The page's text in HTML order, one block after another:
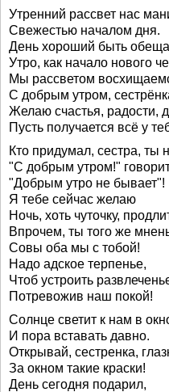
Утренний рассвет нас
Свежестью началом дня.
День хороший быть
Утро, как начало нового
Мы рассветом
С добрым утром,
Желаю счастья, радости,
Пусть получается всё у
Кто придумал, сестра, ты
"С добрым утром!"
"Добрым утро не бывает"!
Я тебе сейчас желаю
Ночь, хоть чуточку,
Впрочем, ты того же
Совы оба мы с тобой!
Надо адское терпенье,
Чтоб устроить
Потревожив наш покой!
Солнце светит к нам в
И пора вставать давно.
Открывай, сестренка,
За окном такие краски!
День сегодня подарил,